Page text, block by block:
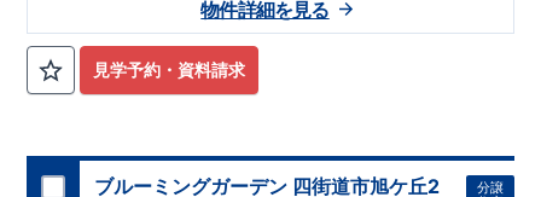
見学予約・資料請求
物件詳細を見る
ブルーミングガーデン 四街道市旭ケ丘2
分譲